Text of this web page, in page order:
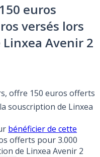
euros
versés lors
Avenir 2
offre 150 euros offerts
souscription de Linxea
bénéficier de cette
offerts pour 3.000
de Linxea Avenir 2